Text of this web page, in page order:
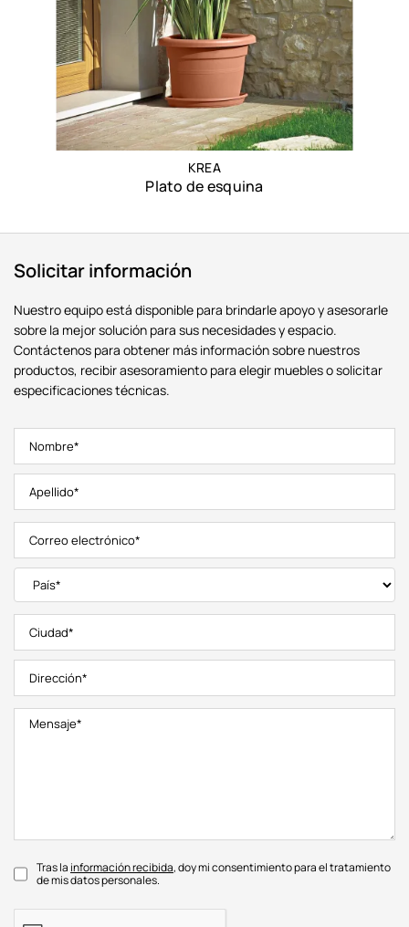
KREA
Plato de esquina
Solicitar información
Nuestro equipo está disponible para brindarle apoyo y asesorarle
sobre la mejor solución para sus necesidades y espacio.
Contáctenos para obtener más información sobre nuestros
productos, recibir asesoramiento para elegir muebles o solicitar
especificaciones técnicas.
Tras la información recibida, doy mi consentimiento para el tratamiento
de mis datos personales.